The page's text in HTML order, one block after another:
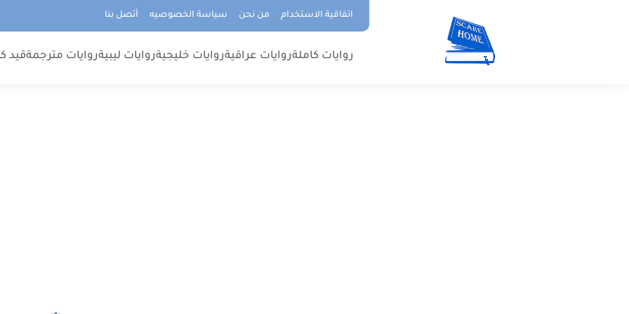
اتفاقية الاستخدام من نحن سياسة الخصوصيه أتصل بنا
روايات كاملةروايات عراقيةروايات خليجيةروايات ليبيةروايات مترجمةقيد